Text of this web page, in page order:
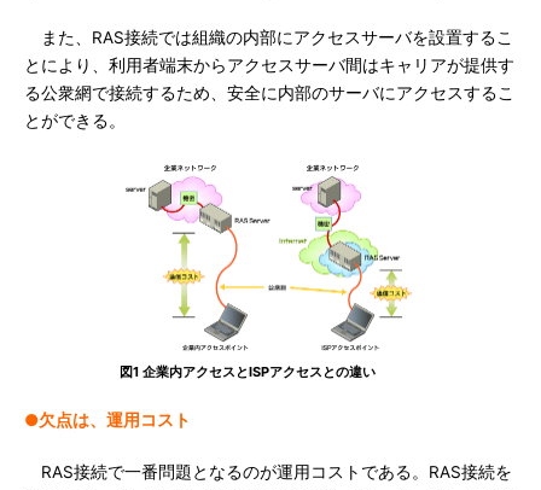
また、RAS接続では組織の内部にアクセスサーバを設置するこ
とにより、利用者端末からアクセスサーバ間はキャリアが提供す
る公衆網で接続するため、安全に内部のサーバにアクセスするこ
とができる。
図1 企業内アクセスとISPアクセスとの違い
●欠点は、運用コスト
RAS接続で一番問題となるのが運用コストである。RAS接続を